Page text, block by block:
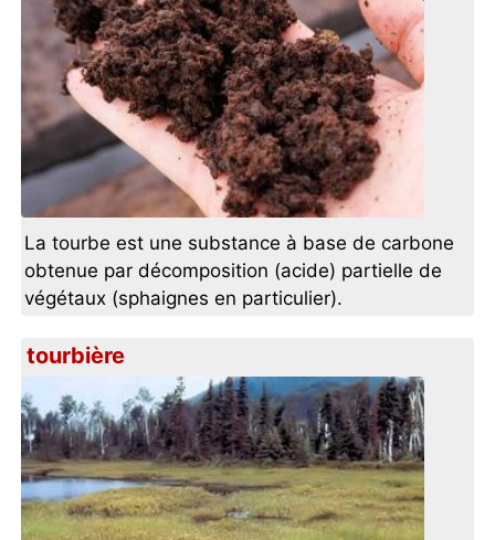
La tourbe est une substance à base de carbone
obtenue par décomposition (acide) partielle de
végétaux (sphaignes en particulier).
tourbière